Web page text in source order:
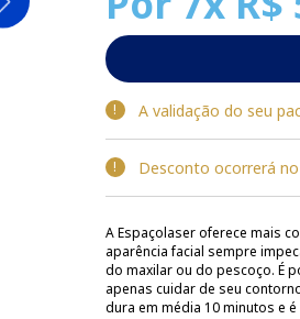
A validação do seu
Desconto ocorrerá
A Espaçolaser oferece mais
aparência facial sempre
do maxilar ou do pescoço. É
apenas cuidar de seu
dura em média 10 minutos e